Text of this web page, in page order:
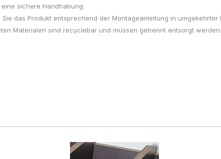
sichere Handhabung.
das Produkt entsprechend der Montageanleitung in umgekehrter
Materialen sind recyclebar und müssen getrennt entsorgt